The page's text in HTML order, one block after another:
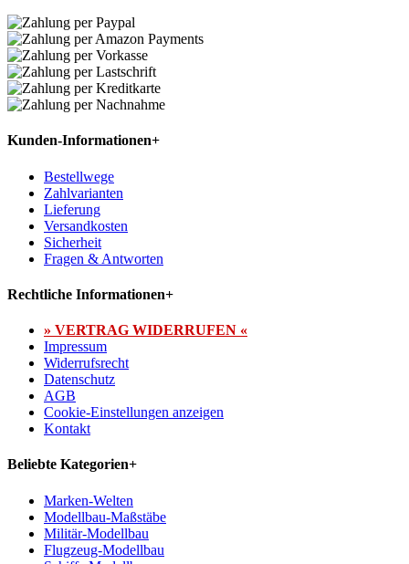
Kunden-Informationen+
Bestellwege
Zahlvarianten
Lieferung
Versandkosten
Sicherheit
Fragen & Antworten
Rechtliche Informationen+
» VERTRAG WIDERRUFEN «
Impressum
Widerrufsrecht
Datenschutz
AGB
Cookie-Einstellungen anzeigen
Kontakt
Beliebte Kategorien+
Marken-Welten
Modellbau-Maßstäbe
Militär-Modellbau
Flugzeug-Modellbau